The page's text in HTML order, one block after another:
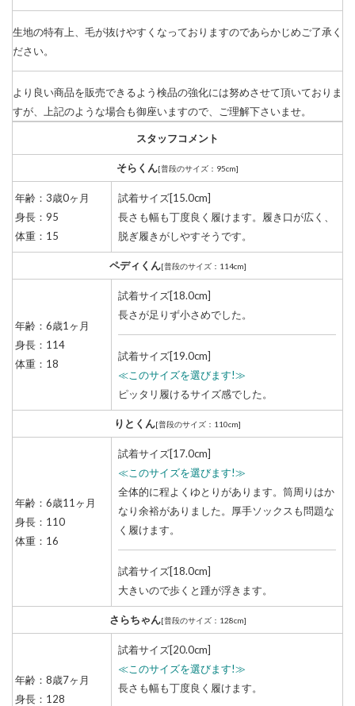
生地の特有上、毛が抜けやすくなっておりますのであらかじめご了承く
ださい。
より良い商品を販売できるよう検品の強化には努めさせて頂いておりま
すが、上記のような場合も御座いますので、ご理解下さいませ。
スタッフコメント
そらくん[普段のサイズ：95cm]
年齢：3歳0ヶ月
身長：95
体重：15
試着サイズ[15.0cm]
長さも幅も丁度良く履けます。履き口が広く、
脱ぎ履きがしやすそうです。
ペディくん[普段のサイズ：114cm]
年齢：6歳1ヶ月
身長：114
体重：18
試着サイズ[18.0cm]
長さが足りず小さめでした。
試着サイズ[19.0cm]
≪このサイズを選びます!≫
ピッタリ履けるサイズ感でした。
りとくん[普段のサイズ：110cm]
年齢：6歳11ヶ月
身長：110
体重：16
試着サイズ[17.0cm]
≪このサイズを選びます!≫
全体的に程よくゆとりがあります。筒周りはか
なり余裕がありました。厚手ソックスも問題な
く履けます。
試着サイズ[18.0cm]
大きいので歩くと踵が浮きます。
さらちゃん[普段のサイズ：128cm]
年齢：8歳7ヶ月
身長：128
試着サイズ[20.0cm]
≪このサイズを選びます!≫
長さも幅も丁度良く履けます。